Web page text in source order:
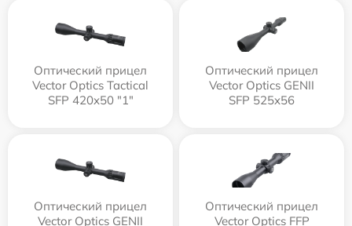
Оптический прицел
Vector Optics Tactical
SFP 420x50 "1"
Оптический прицел
Vector Optics GENII
SFP 525x56
Оптический прицел
Vector Optics GENII
Оптический прицел
Vector Optics FFP